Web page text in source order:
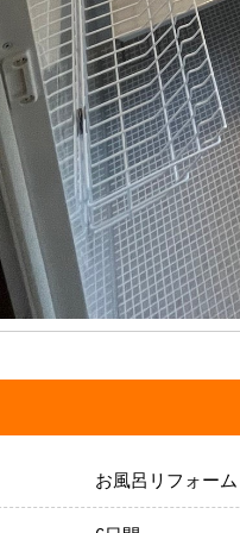
お風呂リフォーム